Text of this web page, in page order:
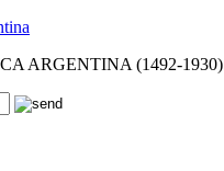
ARGENTINA (1492-1930)